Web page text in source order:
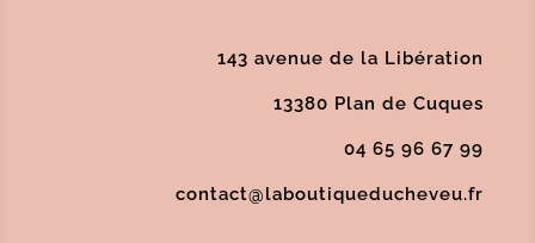
143 avenue de la Libération
13380 Plan de Cuques
04 65 96 67 99
contact@laboutiqueducheveu.fr